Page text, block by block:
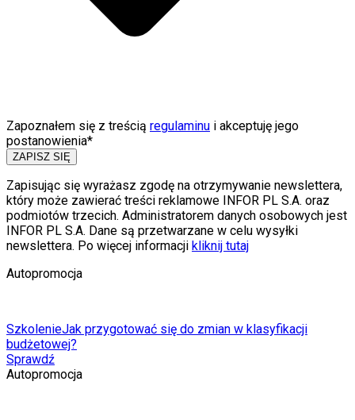
Zapoznałem się z treścią regulaminu i akceptuję jego
postanowienia*
ZAPISZ SIĘ
Zapisując się wyrażasz zgodę na otrzymywanie newslettera,
który może zawierać treści reklamowe INFOR PL S.A. oraz
podmiotów trzecich. Administratorem danych osobowych jest
INFOR PL S.A. Dane są przetwarzane w celu wysyłki
newslettera. Po więcej informacji kliknij tutaj
Autopromocja
SzkolenieJak przygotować się do zmian w klasyfikacji
budżetowej?
Sprawdź
Autopromocja